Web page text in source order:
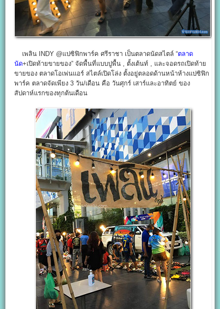
เพลิน INDY @แปซิฟิกพาร์ค ศรีราชา เป็นตลาดนัดสไตล์ “ตลาด
นัด+เปิดท้ายขายของ” จัดพื้นที่แบบปูพื้น , ตั้งเต้นท์ , และจอดรถเปิดท้าย
ขายของ ตลาดโอเพ่นแอร์ สไตล์เปิดโล่ง ตั้งอยู่ตลอดด้านหน้าห้างแปซิฟิก
พาร์ค ตลาดจัดเพียง 3 วัน/เดือน คือ วันศุกร์ เสาร์และอาทิตย์ ของ
สัปดาห์แรกของทุกต้นเดือน